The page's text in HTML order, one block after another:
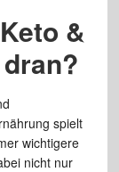
&
spielt
wichtigere
nicht nur